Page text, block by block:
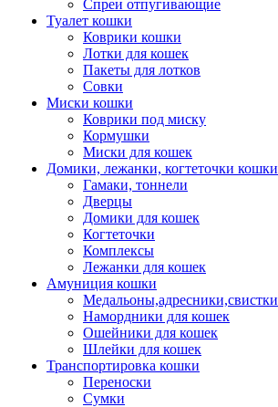
Спреи отпугивающие
Туалет кошки
Коврики кошки
Лотки для кошек
Пакеты для лотков
Совки
Миски кошки
Коврики под миску
Кормушки
Миски для кошек
Домики, лежанки, когтеточки кошки
Гамаки, тоннели
Дверцы
Домики для кошек
Когтеточки
Комплексы
Лежанки для кошек
Амуниция кошки
Медальоны,адресники,свистки
Намордники для кошек
Ошейники для кошек
Шлейки для кошек
Транспортировка кошки
Переноски
Сумки